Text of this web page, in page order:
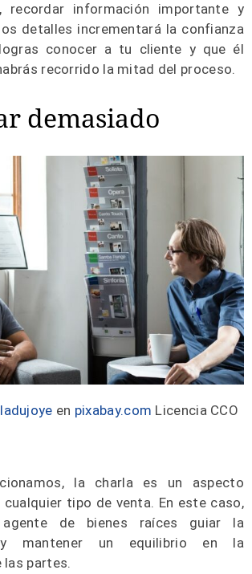
recordar información importante y
detalles incrementará la confianza
conocer a tu cliente y que él
recorrido la mitad del proceso.
demasiado
en pixabay.com Licencia CCO
la charla es un aspecto
tipo de venta. En este caso,
de bienes raíces guiar la
y mantener un equilibrio en la
partes.